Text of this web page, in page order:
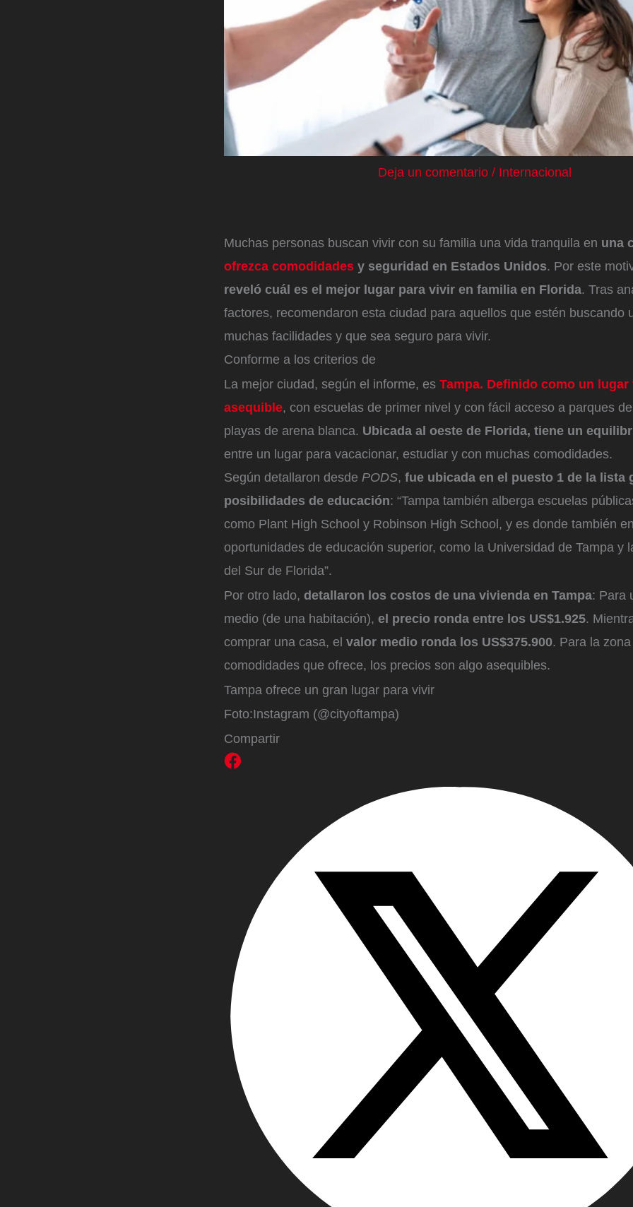
Deja un comentario / Internacional
Muchas personas buscan vivir con su familia una vida tranquila en una
ofrezca comodidades y seguridad en Estados Unidos. Por este
reveló cuál es el mejor lugar para vivir en familia en Florida. Tras
factores, recomendaron esta ciudad para aquellos que estén buscando
muchas facilidades y que sea seguro para vivir.
Conforme a los criterios de
La mejor ciudad, según el informe, es Tampa. Definido como un
asequible, con escuelas de primer nivel y con fácil acceso a parques
playas de arena blanca. Ubicada al oeste de Florida, tiene un
entre un lugar para vacacionar, estudiar y con muchas comodidades.
Según detallaron desde PODS, fue ubicada en el puesto 1 de la lista
posibilidades de educación: “Tampa también alberga escuelas
como Plant High School y Robinson High School, y es donde también
oportunidades de educación superior, como la Universidad de Tampa y
del Sur de Florida”.
Por otro lado, detallaron los costos de una vivienda en Tampa: Para
medio (de una habitación), el precio ronda entre los US$1.925.
comprar una casa, el valor medio ronda los US$375.900. Para la
comodidades que ofrece, los precios son algo asequibles.
Tampa ofrece un gran lugar para vivir
Foto:Instagram (@cityoftampa)
Compartir